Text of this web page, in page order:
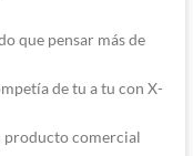
que pensar más de
de tu a tu con X-
producto comercial